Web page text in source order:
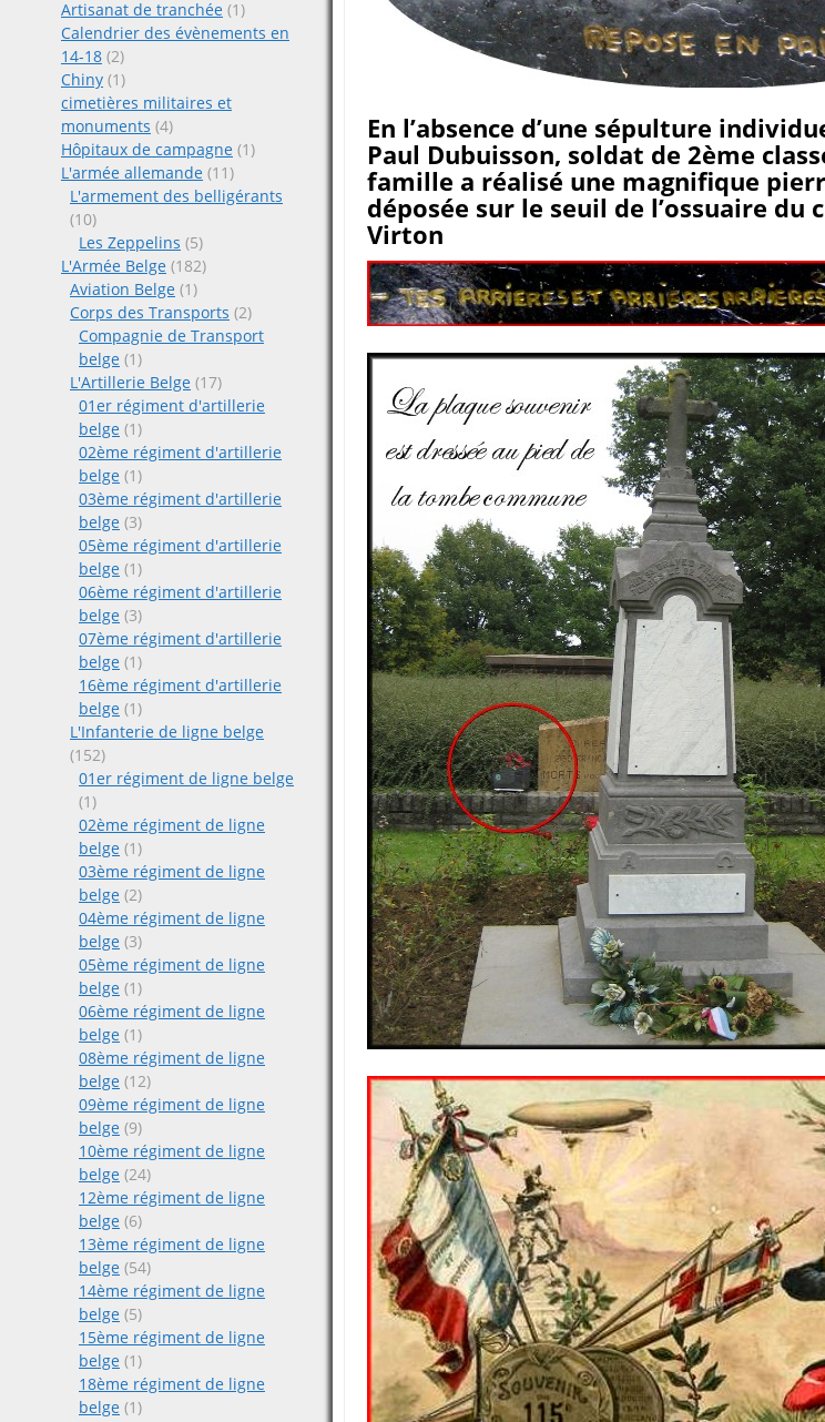
Artisanat de tranchée (1)
Calendrier des évènements en
14-18 (2)
Chiny (1)
cimetières militaires et
monuments (4)
Hôpitaux de campagne (1)
L'armée allemande (11)
L'armement des belligérants
(10)
Les Zeppelins (5)
L'Armée Belge (182)
Aviation Belge (1)
Corps des Transports (2)
Compagnie de Transport
belge (1)
L'Artillerie Belge (17)
01er régiment d'artillerie
belge (1)
02ème régiment d'artillerie
belge (1)
03ème régiment d'artillerie
belge (3)
05ème régiment d'artillerie
belge (1)
06ème régiment d'artillerie
belge (3)
07ème régiment d'artillerie
belge (1)
16ème régiment d'artillerie
belge (1)
L'Infanterie de ligne belge
(152)
01er régiment de ligne belge
(1)
02ème régiment de ligne
belge (1)
03ème régiment de ligne
belge (2)
04ème régiment de ligne
belge (3)
05ème régiment de ligne
belge (1)
06ème régiment de ligne
belge (1)
08ème régiment de ligne
belge (12)
09ème régiment de ligne
belge (9)
10ème régiment de ligne
belge (24)
12ème régiment de ligne
belge (6)
13ème régiment de ligne
belge (54)
14ème régiment de ligne
belge (5)
15ème régiment de ligne
belge (1)
18ème régiment de ligne
belge (1)
En l’absence d’une sépulture
Paul Dubuisson, soldat de 2ème
famille a réalisé une magnifique
déposée sur le seuil de l’ossuaire du
Virton